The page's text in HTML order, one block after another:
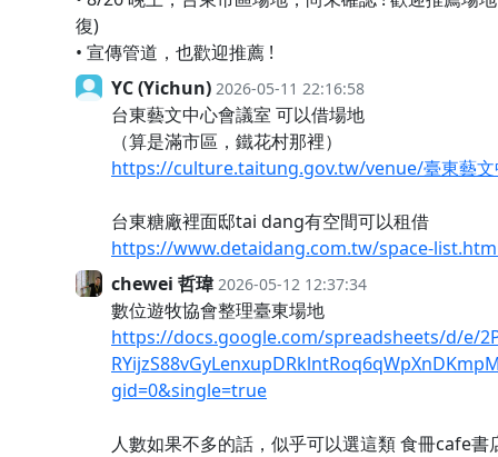
復)
• 宣傳管道，也歡迎推薦 !
YC (Yichun) 2026-05-11 22:16:58
台東藝文中心會議室 可以借場地
（算是滿市區，鐵花村那裡）
https://culture.taitung.gov.tw/venue/臺東藝文
台東糖廠裡面邸tai dang有空間可以租借
https://www.detaidang.com.tw/space-
chewei 哲瑋 2026-05-12 12:37:34
數位遊牧協會整理臺東場地
https://docs.google.com/spreadsheets/d/e/
gid=0&single=true
人數如果不多的話，似乎可以選這類 食冊cafe